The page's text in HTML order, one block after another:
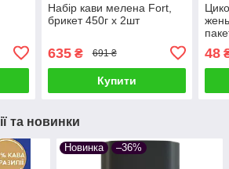
Набір кави мелена Fort,
брикет 450г х 2шт
635₴ 691 ₴
Купити
48
та новинки
Новинка –36%